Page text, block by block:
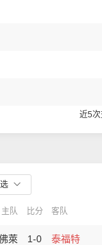
近5
主队 比分 客队
萊 1-0 泰福特